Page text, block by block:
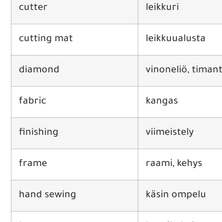
cutter leikkuri
cutting mat leikkuualusta
diamond vinoneliö,
fabric kangas
finishing viimeistely
frame raami, kehys
hand sewing käsin ompelu